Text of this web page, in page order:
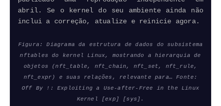
abril. Se o kernel do seu ambiente ainda não
inclui a correção, atualize e reinicie agora.
Figura: Diagrama da estrutura de dados do subsistema
nftables do kernel Linux, mostrando a hierarquia de
objetos (nft_table, nft_chain, nft_set, nft_rule,
nft_expr) e suas relações, relevante para… Fonte:
Off By !: Exploiting a Use-after-Free in the Linux
Kernel [exp] [sys].